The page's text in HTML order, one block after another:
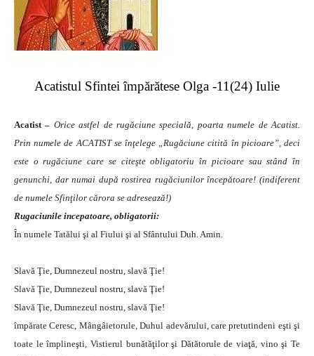
Acatistul Sfintei împărătese Olga -11(24) Iulie
Acatist – Orice astfel de rugăciune specială, poarta numele de Acatist.
Prin numele de ACATIST se înţelege „Rugăciune citită în picioare”, deci
este o rugăciune care se citeşte obligatoriu în picioare sau stând în
genunchi, dar numai după rostirea rugăciunilor începătoare! (indiferent
de numele Sfinţilor cărora se adresează!)
Rugaciunile incepatoare, obligatorii:
În numele Tatălui şi al Fiului şi al Sfântului Duh. Amin.
Slavă Ţie, Dumnezeul nostru, slavă Ţie!
Slavă Ţie, Dumnezeul nostru, slavă Ţie!
Slavă Ţie, Dumnezeul nostru, slavă Ţie!
împărate Ceresc, Mângâietorule, Duhul adevărului, care pretutindeni eşti şi
toate le împlineşti, Vistierul bunătăţilor şi Dătătorule de viaţă, vino şi Te